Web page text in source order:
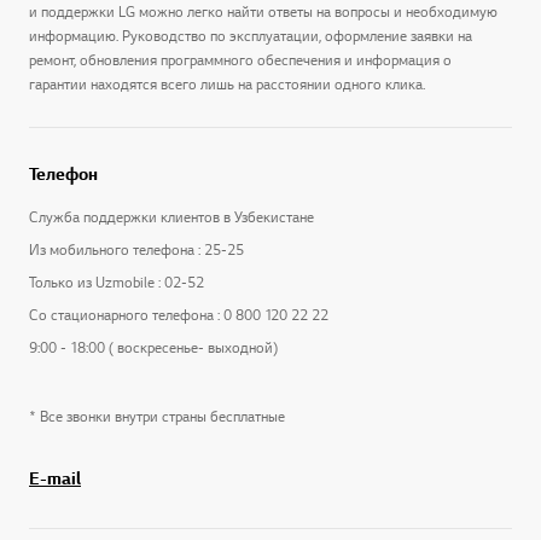
и поддержки LG можно легко найти ответы на вопросы и необходимую
информацию. Руководство по эксплуатации, оформление заявки на
ремонт, обновления программного обеспечения и информация о
гарантии находятся всего лишь на расстоянии одного клика.
Телефон
Служба поддержки клиентов в Узбекистане
Из мобильного телефона : 25-25
Только из Uzmobile : 02-52
Со стационарного телефона : 0 800 120 22 22
9:00 - 18:00 ( воскресенье- выходной)
* Все звонки внутри страны бесплатные
E-mail